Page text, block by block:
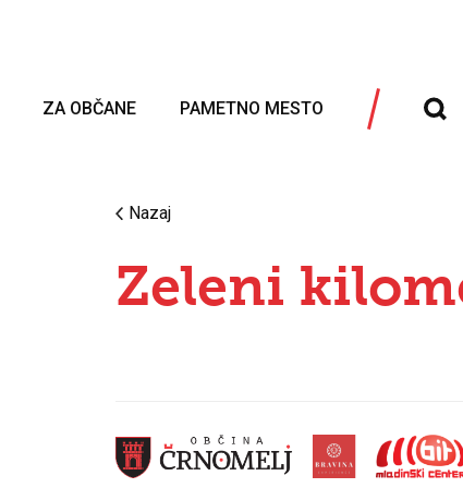
ZA OBČANE PAMETNO MESTO
Nazaj
Zeleni